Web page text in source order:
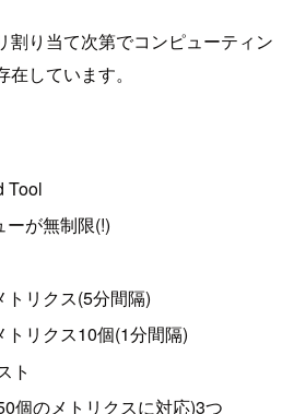
割り当て次第でコンピューティン
しています。
Tool
ーが無制限(!)
リクス(5分間隔)
リクス10個(1分間隔)
ト
個のメトリクスに対応)3つ